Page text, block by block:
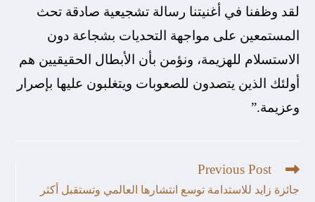
لقد وظفنا في أغنيتنا رسالة تشجيعية صادقة تحث
المستمعين على مواجهة التحديات بشجاعة دون
الاستسلام للهزيمة، ونؤمن بأن الأبطال الحقيقيين هم
أولئك الذين يتصدون للصعوبات ويتغلبون عليها بإصرار
وعزيمة.”
Previous Post
جائزة زايد للاستدامة توسع انتشارها العالمي وتستقبل أكثر